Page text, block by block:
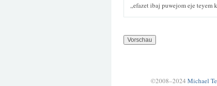
„efazet ibaj puwejom eje teyem
©2008–2024 Michael